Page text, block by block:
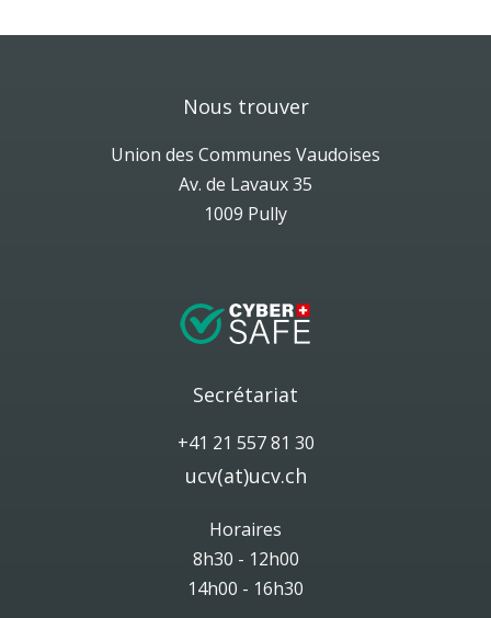
Nous trouver
Union des Communes Vaudoises
Av. de Lavaux 35
1009 Pully
Secrétariat
+41 21 557 81 30
ucv(at)ucv.ch
Horaires
8h30 - 12h00
14h00 - 16h30